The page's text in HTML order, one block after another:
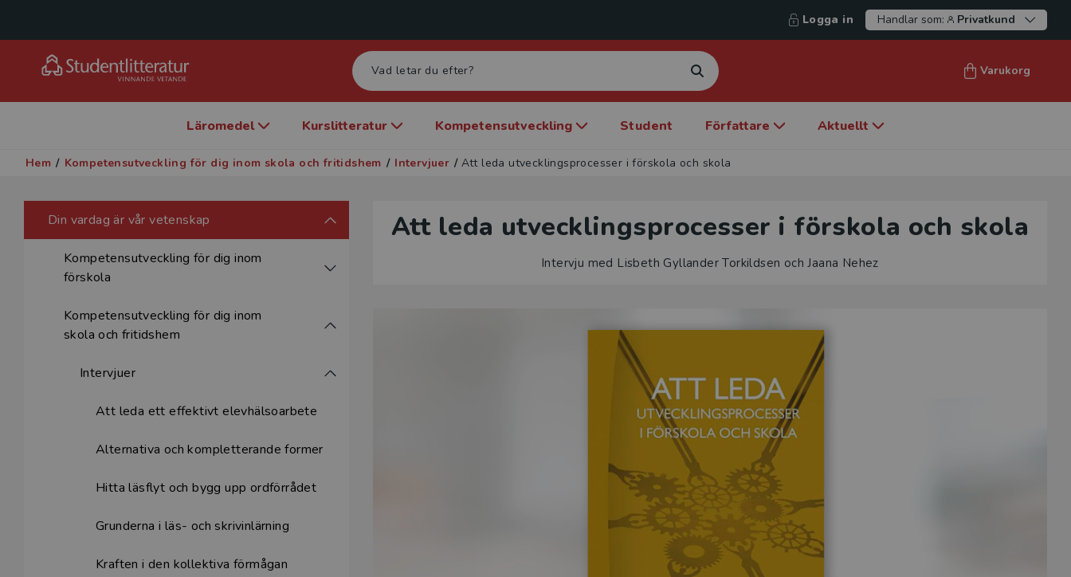
Logga in Handlar som: Privatkund
Varukorg
Läromedel Kurslitteratur Kompetensutveckling Student Författare Aktuellt
Hem / Kompetensutveckling för dig inom skola och fritidshem / Intervjuer / Att leda utvecklingsprocesser i förskola och skola
Din vardag är vår vetenskap
Kompetensutveckling för dig inom
förskola
Kompetensutveckling för dig inom
skola och fritidshem
Intervjuer
Att leda ett effektivt elevhälsoarbete
Alternativa och kompletterande former
Hitta läsflyt och bygg upp ordförrådet
Grunderna i läs- och skrivinlärning
Kraften i den kollektiva förmågan
Att leda utvecklingsprocesser i förskola och skola
Intervju med Lisbeth Gyllander Torkildsen och Jaana Nehez